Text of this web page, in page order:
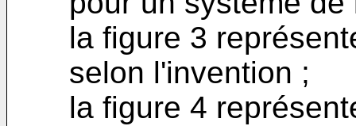
la figure 3
selon l'invention ;
la figure 4